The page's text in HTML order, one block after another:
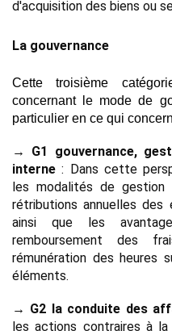
d'acquisition des biens ou
La gouvernance
Cette troisième
concernant le mode de
particulier en ce qui
→ G1 gouvernance,
interne : Dans cette
les modalités de gestion
rétributions annuelles des
ainsi que les
remboursement des
rémunération des heures
éléments.
→ G2 la conduite des
les actions contraires à